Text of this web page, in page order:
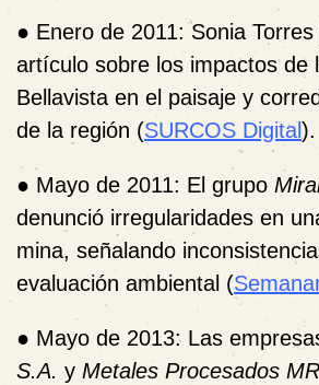
● Enero de 2011: Sonia
artículo sobre los impactos de
Bellavista en el paisaje y
de la región (SURCOS Digital).
● Mayo de 2011: El grupo
denunció irregularidades en
mina, señalando
evaluación ambiental (
● Mayo de 2013: Las
S.A. y Metales Procesados